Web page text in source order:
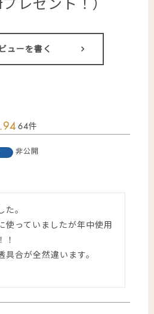
レゼント！）
ューを書く
64
非公開
た。
使っていましたが年中使用
！
具合が全然違います。